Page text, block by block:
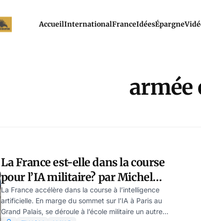
AccueilInternationalFranceIdéesÉpargne
armée
La France est-elle dans la course
pour l’IA militaire? par Michel
Goldstein
La France accélère dans la course à l’intelligence
artificielle. En marge du sommet sur l’IA à Paris au
Grand Palais, se déroule à l’école militaire un autre